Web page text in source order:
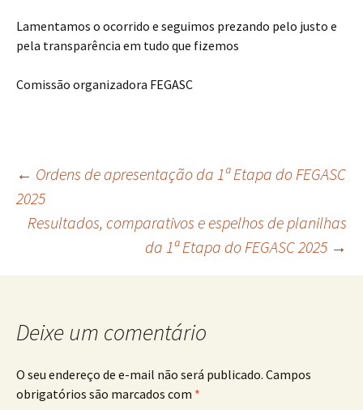
Lamentamos o ocorrido e seguimos prezando pelo justo e
pela transparência em tudo que fizemos
Comissão organizadora FEGASC
Navegação
de
posts
← Ordens de apresentação da 1ª Etapa do FEGASC
2025
Resultados, comparativos e espelhos de planilhas
da 1ª Etapa do FEGASC 2025 →
Deixe um comentário
O seu endereço de e-mail não será publicado. Campos
obrigatórios são marcados com *